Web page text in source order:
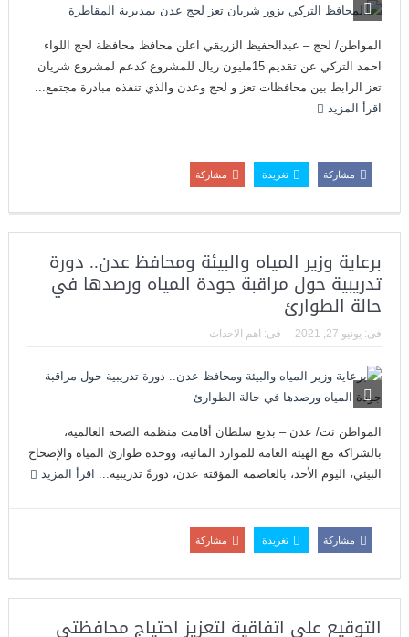
المواطن/ لحج – عبدالحفيظ الزريقي اعلن محافظ محافظة لحج اللواء
احمد التركي عن تقديم 15مليون ريال للمشروع كدعم لمشروع شريان
تعز الرابط بين محافظات تعز و لحج وعدن والذي تنفذه مبادرة مجتمع...
اقرأ المزيد
مشاركة تغريدة مشاركة
برعاية وزير المياه والبيئة ومحافظ عدن.. دورة
تدريبية حول مراقبة جودة المياه ورصدها في
حالة الطوارئ
فى: يونيو 27, 2021 فى: اهم الاحداث
المواطن نت/ عدن – بديع سلطان أقامت منظمة الصحة العالمية،
بالشراكة مع الهيئة العامة للموارد المائية، ووحدة طوارئ المياه والإصحاح
البيئي، اليوم الأحد، بالعاصمة المؤقتة عدن، دورةً تدريبية...
اقرأ المزيد
مشاركة تغريدة مشاركة
التوقيع على اتفاقية لتعزيز احتياج محافظتي